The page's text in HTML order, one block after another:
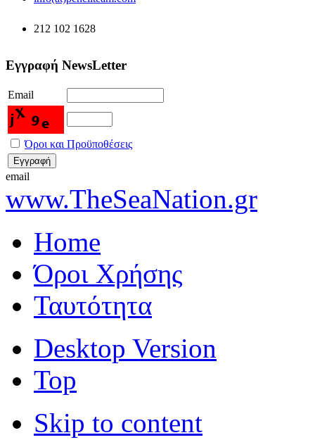
212 102 1628
Εγγραφή NewsLetter
Email
Όροι και Προϋποθέσεις
email
www.TheSeaNation.gr
Home
Όροι Χρήσης
Ταυτότητα
Desktop Version
Top
Skip to content